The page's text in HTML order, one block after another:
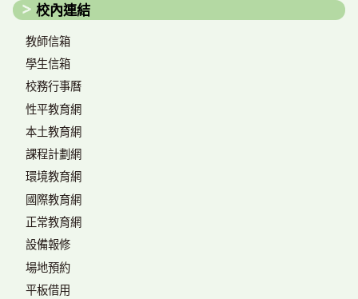
校內連結
教師信箱
學生信箱
校務行事曆
性平教育網
本土教育網
課程計劃網
環境教育網
國際教育網
正常教育網
設備報修
場地預約
平板借用